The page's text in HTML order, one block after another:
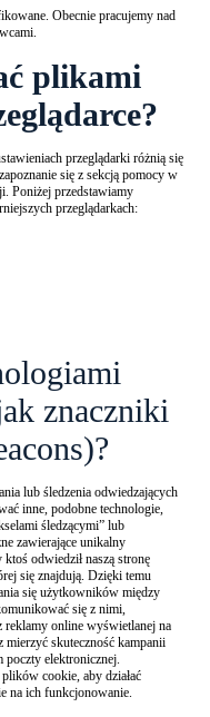
Obecnie pracujemy nad
plikami
przeglądarki różnią się
się z sekcją pomocy w
Poniżej przedstawiamy
przeglądarkach:
znaczniki
lub śledzenia odwiedzających
inne, podobne technologie,
śledzącymi” lub
zawierające unikalny
odwiedził naszą stronę
się znajdują. Dzięki temu
się użytkowników między
się z nimi,
reklamy online wyświetlanej na
skuteczność kampanii
elektronicznej.
cookie, aby działać
na ich funkcjonowanie.